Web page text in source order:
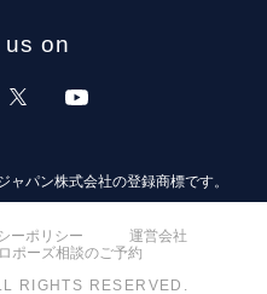
on
ャパン株式会社の登録商標です。
ーポリシー
運営会社
ポーズ相談のご予約
RIGHTS RESERVED.